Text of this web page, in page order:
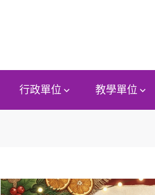
行政單位 教學單位